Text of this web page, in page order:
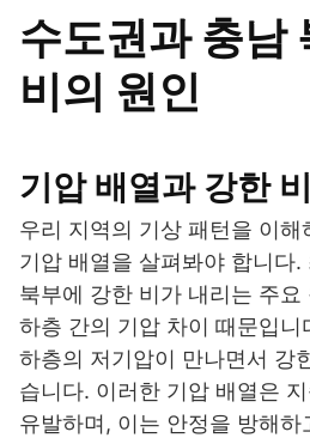
수도권과 충남
비의 원인
기압 배열과 강한
우리 지역의 기상 패턴을 이해
기압 배열을 살펴봐야 합니다
북부에 강한 비가 내리는 주
하층 간의 기압 차이 때문입
하층의 저기압이 만나면서 강
습니다. 이러한 기압 배열은
유발하며, 이는 안정을 방해하